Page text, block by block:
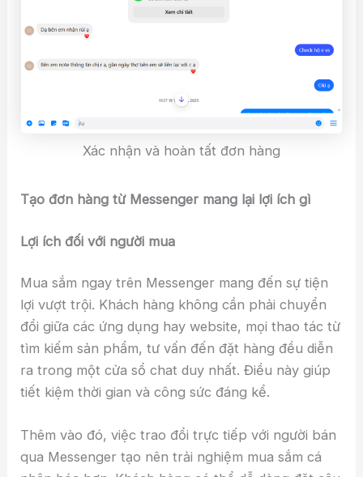
Xác nhận và hoàn tất đơn hàng
Tạo đơn hàng từ Messenger mang lại lợi ích gì
Lợi ích đối với người mua
Mua sắm ngay trên Messenger mang đến sự tiện
lợi vượt trội. Khách hàng không cần phải chuyển
đổi giữa các ứng dụng hay website, mọi thao tác từ
tìm kiếm sản phẩm, tư vấn đến đặt hàng đều diễn
ra trong một cửa sổ chat duy nhất. Điều này giúp
tiết kiệm thời gian và công sức đáng kể.
Thêm vào đó, việc trao đổi trực tiếp với người bán
qua Messenger tạo nên trải nghiệm mua sắm cá